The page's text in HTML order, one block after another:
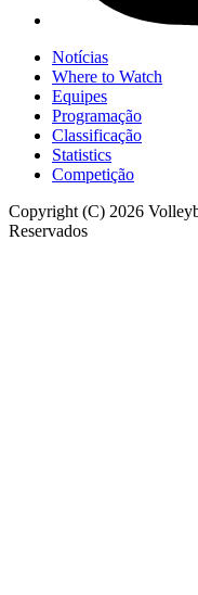
Notícias
Where to Watch
Equipes
Programação
Classificação
Statistics
Competição
Copyright (C) 2026
Reservados